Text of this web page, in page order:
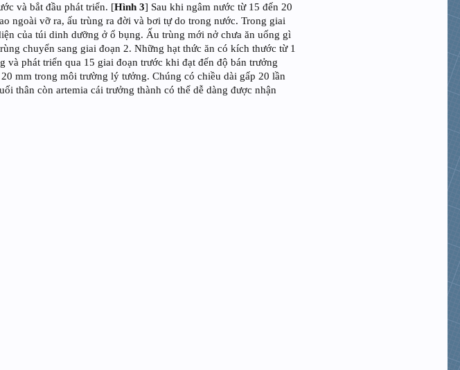
và bắt đầu phát triển. [Hình 3] Sau khi ngâm nước từ 15 đến 20
ngoài vỡ ra, ấu trùng ra đời và bơi tự do trong nước. Trong giai
của túi dinh dưỡng ở ổ bụng. Ấu trùng mới nở chưa ăn uống gì
chuyển sang giai đoạn 2. Những hạt thức ăn có kích thước từ 1
phát triển qua 15 giai đoạn trước khi đạt đến độ bán trưởng
mm trong môi trường lý tưởng. Chúng có chiều dài gấp 20 lần
thân còn artemia cái trưởng thành có thể dễ dàng được nhận